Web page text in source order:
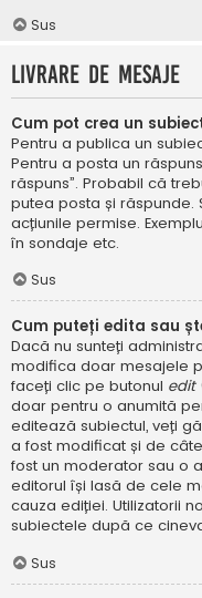
Sus
Livrare de mesaje
Cum pot crea un
Pentru a publica un
Pentru a posta un
răspuns”. Probabil că
putea posta și răspunde.
acțiunile permise.
în sondaje etc.
Sus
Cum puteți edita sau
Dacă nu sunteți
modifica doar mesajele
faceți clic pe butonul edit
doar pentru o anumită
editează subiectul, veți
a fost modificat și de
fost un moderator sau o
editorul își lasă de cele
cauza ediției. Utilizatorii
subiectele după ce
Sus